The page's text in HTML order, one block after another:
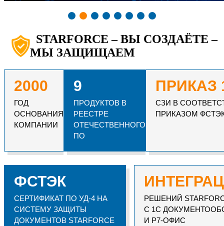
STARFORCE – ВЫ СОЗДАЁТЕ –
МЫ ЗАЩИЩАЕМ
2000
ГОД
ОСНОВАНИЯ
КОМПАНИИ
9
ПРОДУКТОВ В
РЕЕСТРЕ
ОТЕЧЕСТВЕННОГО
ПО
ПРИКАЗ
СЗИ В
ПРИКАЗОМ
ФСТЭК
СЕРТИФИКАТ ПО УД-4 НА
СИСТЕМУ ЗАЩИТЫ
ДОКУМЕНТОВ STARFORCE
РЕШЕНИЙ
С 1С
И Р7-ОФИС